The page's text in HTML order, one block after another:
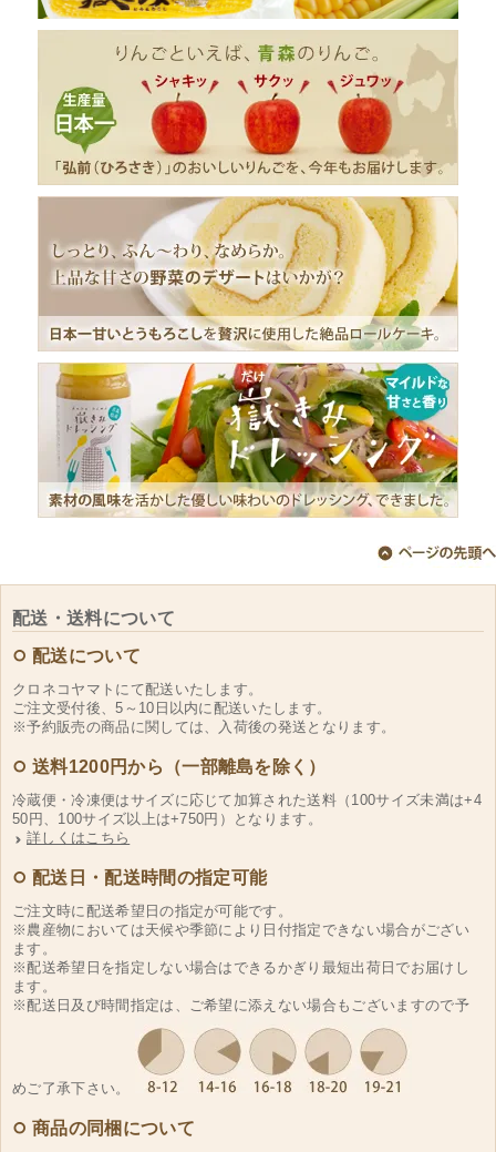
配送・送料について
配送について
クロネコヤマトにて配送いたします。
ご注文受付後、5～10日以内に配送いたします。
※予約販売の商品に関しては、入荷後の発送となります。
送料1200円から（一部離島を除く）
冷蔵便・冷凍便はサイズに応じて加算された送料（100サイズ未満は+4
50円、100サイズ以上は+750円）となります。
詳しくはこちら
配送日・配送時間の指定可能
ご注文時に配送希望日の指定が可能です。
※農産物においては天候や季節により日付指定できない場合がござい
ます。
※配送希望日を指定しない場合はできるかぎり最短出荷日でお届けし
ます。
※配送日及び時間指定は、ご希望に添えない場合もございますので予
めご了承下さい。
商品の同梱について